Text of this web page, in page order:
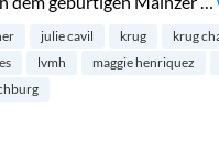
julie cavil krug
krug
lvmh maggie henriquez